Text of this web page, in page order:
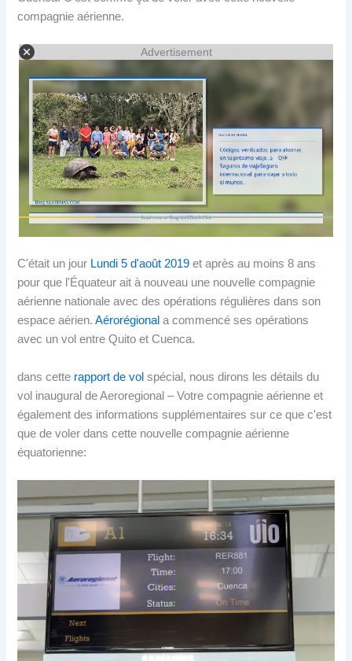
compagnie aérienne.
Advertisement
C'était un jour Lundi 5 d'août 2019 et après au moins 8 ans
pour que l'Équateur ait à nouveau une nouvelle compagnie
aérienne nationale avec des opérations régulières dans son
espace aérien.Aérorégional a commencé ses opérations
avec un vol entre Quito et Cuenca.
dans cette rapport de vol spécial, nous dirons les détails du
vol inaugural de Aeroregional – Votre compagnie aérienne et
également des informations supplémentaires sur ce que c'est
que de voler dans cette nouvelle compagnie aérienne
équatorienne: